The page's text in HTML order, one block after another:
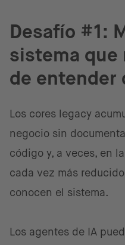
Desafío #1:
sistema que
de entender
Los cores legacy
negocio sin
código y, a veces, en
cada vez más
conocen el sistema.
Los agentes de IA